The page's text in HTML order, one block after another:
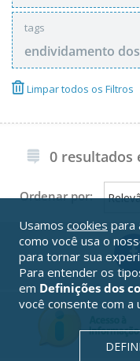
tags
endividamento
Limpar todos os Filtros
0 resultados
Ordenar por:
Usamos cookies para
como você usa o
para tornar sua
Para entender os
em Definições dos
você consente com a